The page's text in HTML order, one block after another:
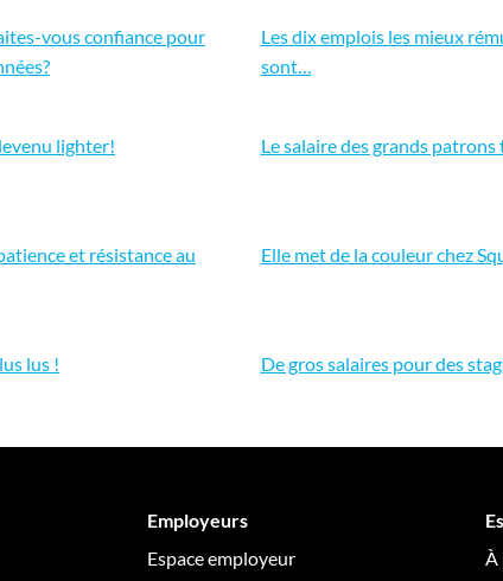
vous confiance pour
Les dix emplois les mieux
sont…
lighter! Le salaire des grands patrons
et résistance au
Elle met de la couleur chez
lus ! De gros salaires pour des
Employeurs
Espace employeur
À